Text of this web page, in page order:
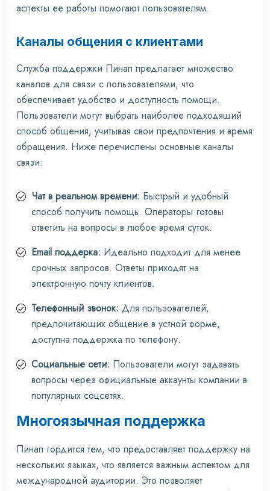
аспекты ее работы помогают пользователям.
Каналы общения с клиентами
Служба поддержки Пинап предлагает множество
каналов для связи с пользователями, что
обеспечивает удобство и доступность помощи.
Пользователи могут выбрать наиболее подходящий
способ общения, учитывая свои предпочтения и время
обращения. Ниже перечислены основные каналы
связи:
Чат в реальном времени: Быстрый и удобный
способ получить помощь. Операторы готовы
ответить на вопросы в любое время суток.
Email поддерка: Идеально подходит для менее
срочных запросов. Ответы приходят на
электронную почту клиентов.
Телефонный звонок: Для пользователей,
предпочитающих общение в устной форме,
доступна поддержка по телефону.
Социальные сети: Пользователи могут задавать
вопросы через официальные аккаунты компании в
популярных соцсетях.
Многоязычная поддержка
Пинап гордится тем, что предоставляет поддержку на
нескольких языках, что является важным аспектом для
международной аудитории. Это позволяет